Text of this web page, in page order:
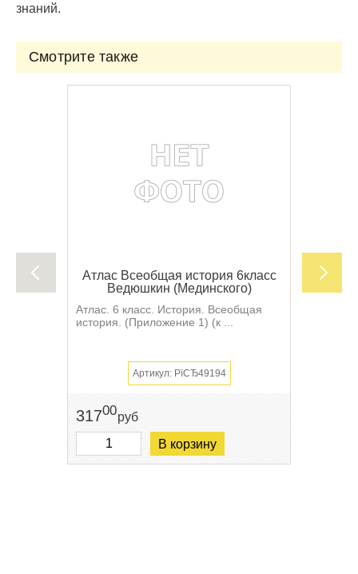
знаний.
Смотрите также
Атлас Всеобщая история 6класс
Ведюшкин (Мединского)
Атлас. 6 класс. История. Всеобщая
история. (Приложение 1) (к ...
Артикул: РїСЂ49194
31700руб
В корзину